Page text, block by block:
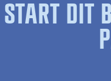
START DIT